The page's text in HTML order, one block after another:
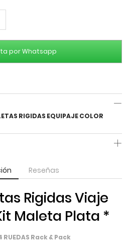
por Whatsapp
RIGIDAS EQUIPAJE COLOR
Reseñas
Rigidas Viaje
Maleta Plata *
RUEDAS Rack & Pack